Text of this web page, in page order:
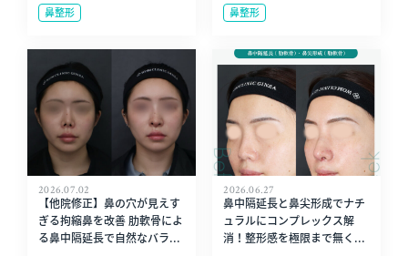
鼻整形 鼻整形
2026.07.02
【他院修正】鼻の穴が見えす
ぎる拘縮鼻を改善 肋軟骨によ
る鼻中隔延長で自然なバラ...
2026.06.27
鼻中隔延長と鼻尖形成でナチ
ュラルにコンプレックス解
消！整形感を極限まで無く...